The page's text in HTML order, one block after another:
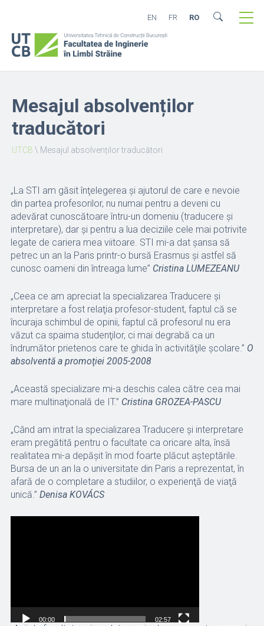
EN FR RO
Mesajul absolvenților
traducători
UTCB \ Mesajul absolvenților traducători
„La STI am găsit înţelegerea şi ajutorul de care e nevoie
din partea profesorilor, nu numai pentru a deveni cu
adevărat cunoscătoare întru-un domeniu (traducere şi
interpretare), dar şi pentru a lua deciziile cele mai potrivite
legate de cariera mea viitoare. STI mi-a dat şansa să
petrec un an la Paris printr-o bursă Erasmus şi astfel să
cunosc oameni din întreaga lume” Cristina LUMEZEANU
„Ceea ce am apreciat la specializarea Traducere şi
interpretare a fost relaţia profesor-student, faptul că se
încuraja schimbul de opinii, faptul că profesorul nu era
văzut ca spaima studenţilor, ci mai degrabă ca un
îndrumător prietenos care te ghida în activităţile şcolare.” O
absolventă a promoţiei 2005-2008
„Această specializare mi-a deschis calea către cea mai
mare multinaţională de IT.” Cristina GROZEA-PASCU
„Când am intrat la specializarea Traducere şi interpretare
eram pregătită pentru o facultate ca oricare alta, însă
realitatea mi-a depăşit în mod foarte plăcut aşteptările.
Bursa de un an la o universitate din Paris a reprezentat, în
afară de o completare a studiilor, o experienţă de viaţă
unică.” Denisa KOVÁCS
00:00 02:57